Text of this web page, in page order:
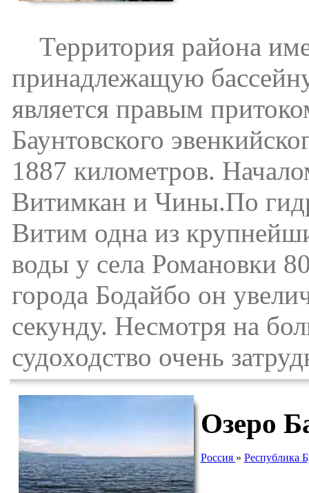
Территория района
принадлежащую
является правым
Баунтовского
1887 километров.
Витимкан и Чины.По
Витим одна из
воды у села Романовки
города Бодайбо он
секунду. Несмотря на
судоходство очень
Озеро
Россия » Республика